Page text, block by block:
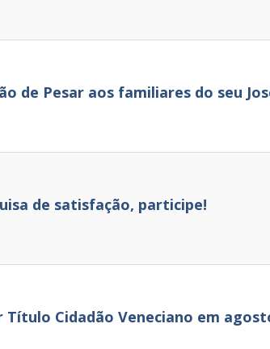
de Pesar aos familiares do seu
de satisfação, participe!
Cidadão Veneciano em